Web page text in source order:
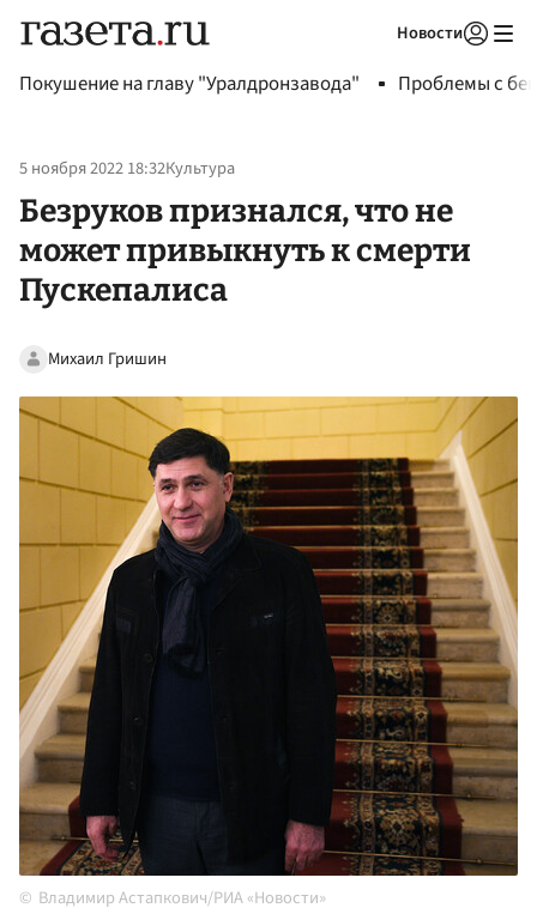
Новости
Покушение на главу "Уралдронзавода" Проблемы с
5 ноября 2022 18:32Культура
Безруков признался, что не
может привыкнуть к смерти
Пускепалиса
Михаил Гришин
Владимир Астапкович/РИА «Новости»